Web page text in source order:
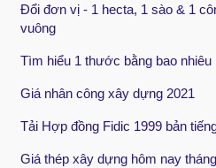
Đổi đơn vị - 1 hecta, 1 sào & 1
vuông
Tìm hiểu 1 thước bằng bao nhiêu
Giá nhân công xây dựng 2021
Tải Hợp đồng Fidic 1999 bản
Giá thép xây dựng hôm nay